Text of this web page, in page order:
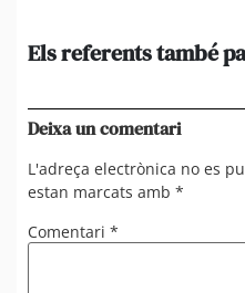
Els referents també
Deixa un comentari
L'adreça electrònica no es
estan marcats amb *
Comentari *